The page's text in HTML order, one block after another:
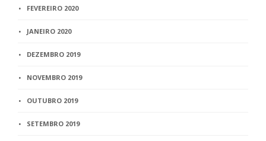
FEVEREIRO 2020
JANEIRO 2020
DEZEMBRO 2019
NOVEMBRO 2019
OUTUBRO 2019
SETEMBRO 2019